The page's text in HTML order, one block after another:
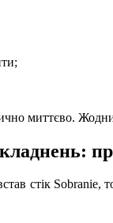
миттєво.
стік Sobranie,